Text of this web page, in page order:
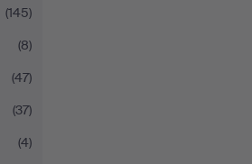
(145)
(8)
(47)
(37)
(4)